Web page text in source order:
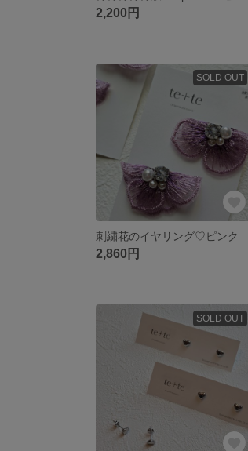
2,200円
SOLD OUT
刺繍花のイヤリング♡ピンク
2,860円
SOLD OUT